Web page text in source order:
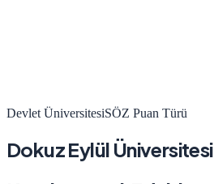
Devlet ÜniversitesiSÖZ Puan Türü
Dokuz Eylül Üniversitesi